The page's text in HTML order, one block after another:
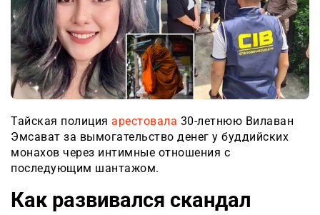
Тайская полиция арестовала 30-летнюю Вилаван
Эмсават за вымогательство денег у буддийских
монахов через интимные отношения с
последующим шантажом.
Как развивался скандал